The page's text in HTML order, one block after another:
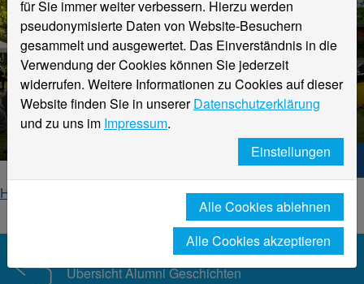
Alumni
Geschichten und Erinnerungen
Hochschule Niederrhein. Dein Weg.
Home
Alumni
ehemalige
Übersicht Alumni Geschichten
für Sie immer weiter verbessern. Hierzu werden
pseudonymisierte Daten von Website-Besuchern
gesammelt und ausgewertet. Das Einverständnis in die
Verwendung der Cookies können Sie jederzeit
widerrufen. Weitere Informationen zu Cookies auf dieser
Website finden Sie in unsererDatenschutzerklärung
und zu uns im Impressum.
Einstellungen
Alle Cookies ablehnen
Alle Cookies akzeptieren